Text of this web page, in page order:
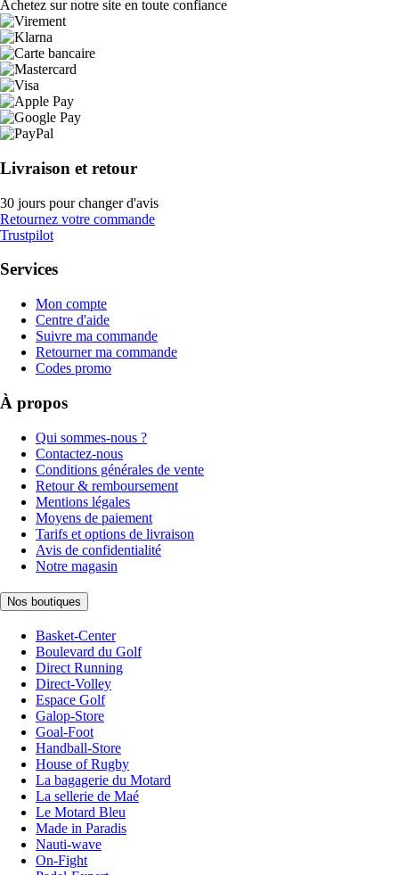
Achetez sur notre site en toute confiance
Livraison et retour
30 jours pour changer d'avis
Retournez votre commande
Trustpilot
Services
Mon compte
Centre d'aide
Suivre ma commande
Retourner ma commande
Codes promo
À propos
Qui sommes-nous ?
Contactez-nous
Conditions générales de vente
Retour & remboursement
Mentions légales
Moyens de paiement
Tarifs et options de livraison
Avis de confidentialité
Notre magasin
Nos boutiques
Basket-Center
Boulevard du Golf
Direct Running
Direct-Volley
Espace Golf
Galop-Store
Goal-Foot
Handball-Store
House of Rugby
La bagagerie du Motard
La sellerie de Maé
Le Motard Bleu
Made in Paradis
Nauti-wave
On-Fight